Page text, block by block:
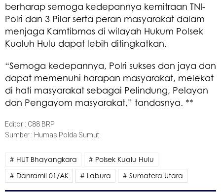
berharap semoga kedepannya kemitraan TNI-
Polri dan 3 Pilar serta peran masyarakat dalam
menjaga Kamtibmas di wilayah Hukum Polsek
Kualuh Hulu dapat lebih ditingkatkan.
“Semoga kedepannya, Polri sukses dan jaya dan
dapat memenuhi harapan masyarakat, melekat
di hati masyarakat sebagai Pelindung, Pelayan
dan Pengayom masyarakat,” tandasnya. **
Editor : C88 BRP
Sumber : Humas Polda Sumut
# HUT Bhayangkara
# Polsek Kualu Hulu
# Danramil 01/AK
# Labura # Sumatera Utara